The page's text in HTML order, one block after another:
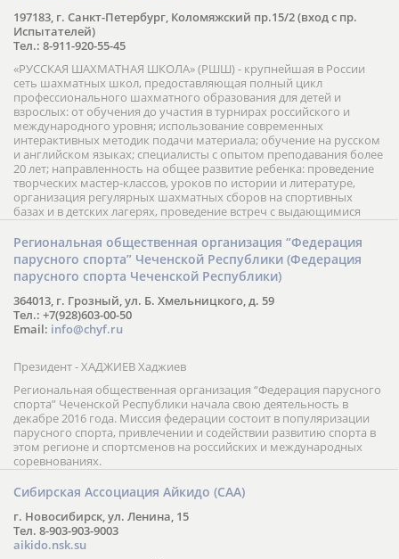
197183, г. Санкт-Петербург, Коломяжский пр.15/2 (вход с пр.
Испытателей)
Тел.: 8-911-920-55-45
«РУССКАЯ ШАХМАТНАЯ ШКОЛА» (РШШ) - крупнейшая в России
сеть шахматных школ, предоставляющая полный цикл
профессионального шахматного образования для детей и
взрослых: от обучения до участия в турнирах российского и
международного уровня; использование современных
интерактивных методик подачи материала; обучение на русском
и английском языках; специалисты с опытом преподавания более
20 лет; направленность на общее развитие ребенка: проведение
творческих мастер-классов, уроков по истории и литературе,
организация регулярных шахматных сборов на спортивных
базах и в детских лагерях, проведение встреч с выдающимися
шахматистами; корпоративное обучение; онлайн обучение в
форме вебинаров и индивидуальных занятий, круглые столы
российских и международных тренеров, организация фестивалей;
онлайн трансляция мероприятий и турниров.
Региональная общественная организация “Федерация
парусного спорта” Чеченской Республики (Федерация
парусного спорта Чеченской Республики)
364013, г. Грозный, ул. Б. Хмельницкого, д. 59
Тел.: +7(928)603-00-50
Email: info@chyf.ru
Президент - ХАДЖИЕВ Хаджиев
Региональная общественная организация “Федерация парусного
спорта” Чеченской Республики начала свою деятельность в
декабре 2016 года. Миссия федерации состоит в популяризации
парусного спорта, привлечении и содействии развитию спорта в
этом регионе и спортсменов на российских и международных
соревнованиях.
Сибирская Ассоциация Айкидо (САА)
г. Новосибирск, ул. Ленина, 15
Тел. 8-903-903-9003
aikido.nsk.su